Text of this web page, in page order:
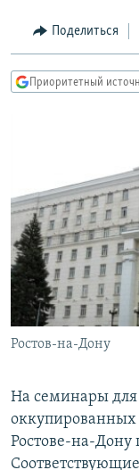
навигации
Вернутся
IDEL.РЕАЛИИ
КАВКАЗ.РЕАЛИИ
РАСПИСАНИЕ
ПОДПИШИТЕСЬ
СОЦИАЛЬНЫЕ СЕТИ
Поделиться
Приоритетный
Ростов-на-Дону
На семинары для
оккупированных
Ростове-на-Дону